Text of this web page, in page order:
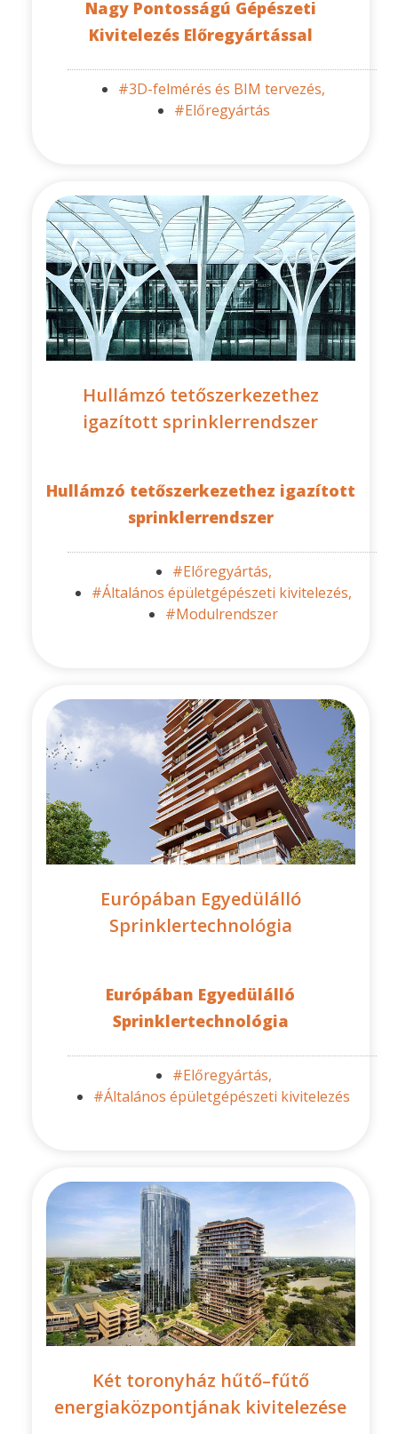
Nagy Pontosságú Gépészeti
Kivitelezés Előregyártással
#3D-felmérés és BIM tervezés,
#Előregyártás
Hullámzó tetőszerkezethez
igazított sprinklerrendszer
Hullámzó tetőszerkezethez igazított
sprinklerrendszer
#Előregyártás,
#Általános épületgépészeti kivitelezés,
#Modulrendszer
Európában Egyedülálló
Sprinklertechnológia
Európában Egyedülálló
Sprinklertechnológia
#Előregyártás,
#Általános épületgépészeti kivitelezés
Két toronyház hűtő–fűtő
energiaközpontjának kivitelezése